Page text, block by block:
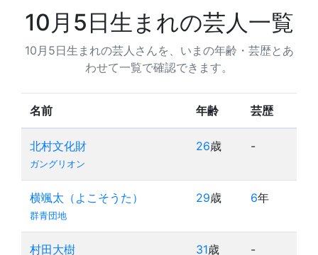
10月5日生まれの芸人一覧
10月5日生まれの芸人さんを、いまの年齢・芸歴とあ
わせて一覧で確認できます。
名前 年齢 芸歴
北村文化財
ガングリオン
26歳 -
横颯太（よこそうた）
群青団地
29歳 6年
村田大樹 31歳 -